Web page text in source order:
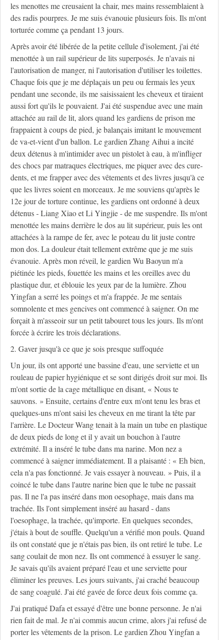
les menottes me creusaient la chair, mes mains ressemblaient à
des radis pourpres. Je me suis évanouie plusieurs fois. Ils m'ont
torturée comme ça pendant 13 jours.
Après avoir été libérée de la petite cellule d'isolement, j'ai été
menottée à un rail supérieur de lits superposés. Je n'avais ni
l'autorisation de manger, ni l'autorisation d'utiliser les toilettes.
Chaque fois que je me déplaçais un peu ou fermais les yeux
pendant une seconde, ils me saisissaient les cheveux et tiraient
aussi fort qu'ils le pouvaient. J'ai été suspendue avec une main
attachée au rail de lit, alors quand les gardiens de prison me
frappaient à coups de pied, je balançais imitant le mouvement
de va-et-vient d'un ballon. Le gardien Zhang Aihui a incité
deux détenus à m'intimider avec un pistolet à eau, à m'infliger
des chocs par matraques électriques, me piquer avec des cure-
dents, et me frapper avec des vêtements et des livres jusqu'à ce
que les livres soient en morceaux. Je me souviens qu'après le
12e jour de torture continue, les gardiens ont ordonné à deux
détenus - Liang Xiao et Li Yingjie - de me suspendre. Ils m'ont
menottée les mains derrière le dos au lit supérieur, puis les ont
attachées à la rampe de fer, avec le poteau du lit juste contre
mon dos. La douleur était tellement extrême que je me suis
évanouie. Après mon réveil, le gardien Wu Baoyun m'a
piétinée les pieds, fouettée les mains et les oreilles avec du
plastique dur, et éblouie les yeux par de la lumière. Zhou
Yingfan a serré les poings et m'a frappée. Je me sentais
somnolente et mes gencives ont commencé à saigner. On me
forçait à m'asseoir sur un petit tabouret tous les jours. Ils m'ont
forcée à écrire les trois déclarations.
2. Gaver jusqu'à ce que je sois presque suffoquée
Un jour, ils ont apporté une bassine d'eau, une serviette et un
rouleau de papier hygiénique et se sont dirigés droit sur moi. Ils
m'ont sortie de la cage métallique en disant, « Nous te
sauvons. » Ensuite, certains d'entre eux m'ont tenu les bras et
quelques-uns m'ont saisi les cheveux en me tirant la tête par
l'arrière. Le Docteur Wang tenait à la main un tube en plastique
de deux pieds de long et il y avait un bouchon à l'autre
extrémité. Il a inséré le tube dans ma narine. Mon nez a
commencé à saigner immédiatement. Il a plaisanté : « Eh bien,
cela n'a pas fonctionné. Je vais essayer à nouveau. » Puis, il a
coincé le tube dans l'autre narine bien que le tube ne passait
pas. Il ne l'a pas inséré dans mon oesophage, mais dans ma
trachée. Ils l'ont simplement inséré au hasard - dans
l'oesophage, la trachée, qu'importe. En quelques secondes,
j'étais à bout de souffle. Quelqu'un a vérifié mon pouls. Quand
ils ont constaté que je n'étais pas bien, ils ont retiré le tube. Le
sang coulait de mon nez. Ils ont commencé à essuyer le sang.
Je savais qu'ils avaient préparé l'eau et une serviette pour
éliminer les preuves. Les jours suivants, j'ai craché beaucoup
de sang coagulé. J'ai été gavée de force deux fois comme ça.
J'ai pratiqué Dafa et essayé d'être une bonne personne. Je n'ai
rien fait de mal. Je n'ai commis aucun crime, alors j'ai refusé de
porter les vêtements de la prison. Le gardien Zhou Yingfan a